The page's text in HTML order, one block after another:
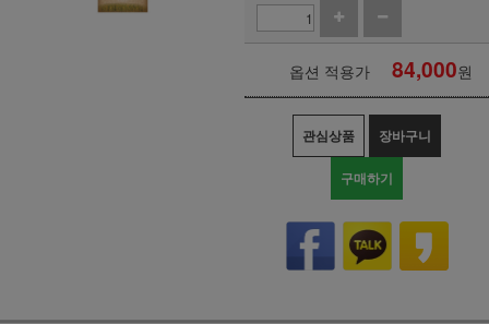
옵션 적용가 84,000원
관심상품 장바구니
구매하기